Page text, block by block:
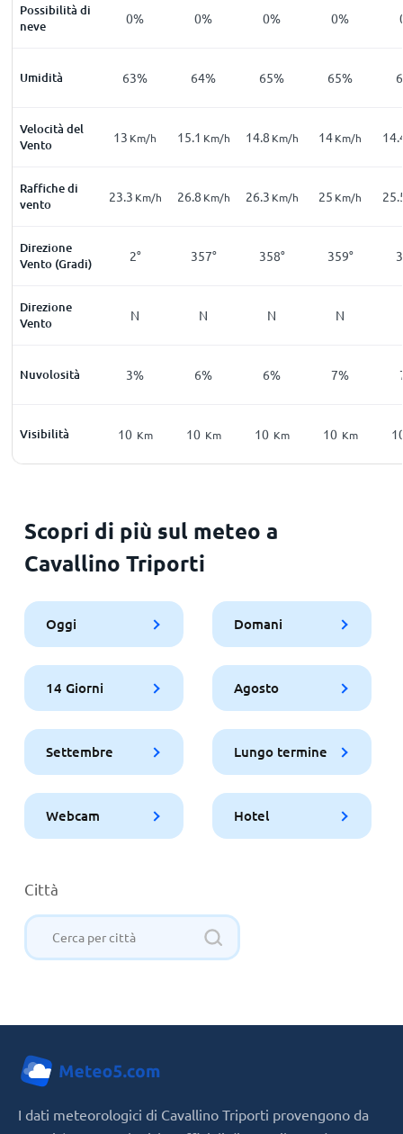
Possibilità di
neve
0% 0% 0% 0%
Umidità 63% 64% 65% 65%
Velocità del
Vento
13 Km/h 15.1 Km/h 14.8 Km/h 14Km/h
Raffiche di
vento
23.3 Km/h 26.8 Km/h 26.3 Km/h 25 Km/h
Direzione
Vento (Gradi)
2° 357° 358° 359°
Direzione
Vento
N N N N
Nuvolosità 3% 6% 6% 7%
Visibilità 10 Km 10 Km 10 Km 10 Km
Scopri di più sul meteo a
Cavallino Triporti
Oggi Domani
14 Giorni Agosto
Settembre Lungo termine
Webcam Hotel
Città
I dati meteorologici di Cavallino Triporti provengono da